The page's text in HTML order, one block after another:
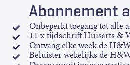
Abonnement
Onbeperkt toegang tot alle
11 x tijdschrift Huisarts &
Ontvang elke week de
Beluister wekelijks de